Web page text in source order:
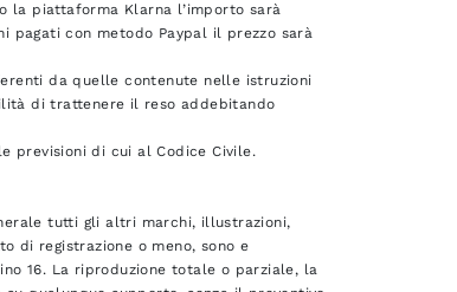
la piattaforma Klarna l’importo sarà
con metodo Paypal il prezzo sarà
da quelle contenute nelle istruzioni
di trattenere il reso addebitando
previsioni di cui al Codice Civile.
tutti gli altri marchi, illustrazioni,
di registrazione o meno, sono e
16. La riproduzione totale o parziale, la